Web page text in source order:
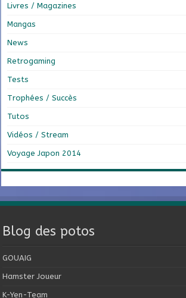
Livres / Magazines
Mangas
News
Retrogaming
Tests
Trophées / Succès
Tutos
Vidéos / Stream
Voyage Japon 2014
Blog des potos
GOUAIG
Hamster Joueur
K-Yen-Team